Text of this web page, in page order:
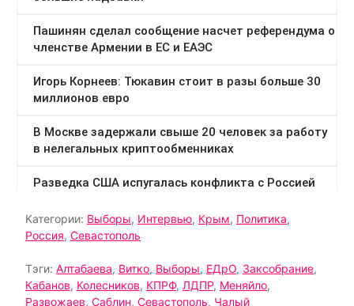
Категории: Выборы, Интервью, Крым, Политика,
Россия, Севастополь
Тэги: Алтабаева, Витко, Выборы, ЕДрО, Заксобрание,
Кабанов, Колесников, КПРФ, ЛДПР, Меняйло,
Развожаев, Саблин, Севастополь, Чалый